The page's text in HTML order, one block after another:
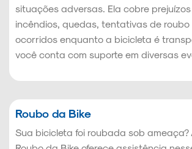
situações adversas. Ela cobre
incêndios, quedas, tentativas de roubo
ocorridos enquanto a bicicleta é
você conta com suporte em diversas
Roubo da Bike
Sua bicicleta foi roubada sob ameaça?